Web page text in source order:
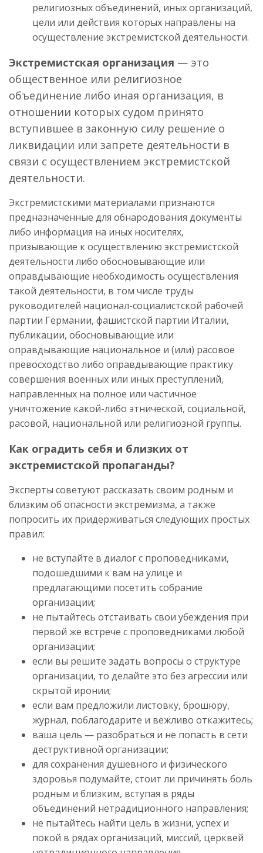
религиозных объединений, иных организаций,
цели или действия которых направлены на
осуществление экстремистской деятельности.
Экстремистская организация — это
общественное или религиозное
объединение либо иная организация, в
отношении которых судом принято
вступившее в законную силу решение о
ликвидации или запрете деятельности в
связи с осуществлением экстремистской
деятельности.
Экстремистскими материалами признаются
предназначенные для обнародования документы
либо информация на иных носителях,
призывающие к осуществлению экстремистской
деятельности либо обосновывающие или
оправдывающие необходимость осуществления
такой деятельности, в том числе труды
руководителей национал-социалистской рабочей
партии Германии, фашистской партии Италии,
публикации, обосновывающие или
оправдывающие национальное и (или) расовое
превосходство либо оправдывающие практику
совершения военных или иных преступлений,
направленных на полное или частичное
уничтожение какой-либо этнической, социальной,
расовой, национальной или религиозной группы.
Как оградить себя и близких от
экстремистской пропаганды?
Эксперты советуют рассказать своим родным и
близким об опасности экстремизма, а также
попросить их придерживаться следующих простых
правил:
не вступайте в диалог с проповедниками,
подошедшими к вам на улице и
предлагающими посетить собрание
организации;
не пытайтесь отстаивать свои убеждения при
первой же встрече с проповедниками любой
организации;
если вы решите задать вопросы о структуре
организации, то делайте это без агрессии или
скрытой иронии;
если вам предложили листовку, брошюру,
журнал, поблагодарите и вежливо откажитесь;
ваша цель — разобраться и не попасть в сети
деструктивной организации;
для сохранения душевного и физического
здоровья подумайте, стоит ли причинять боль
родным и близким, вступая в ряды
объединений нетрадиционного направления;
не пытайтесь найти цель в жизни, успех и
покой в рядах организаций, миссий, церквей